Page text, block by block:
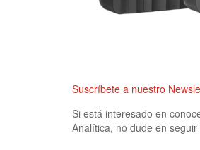
Suscríbete a nuestro
Si está interesado en
Analítica, no dude en